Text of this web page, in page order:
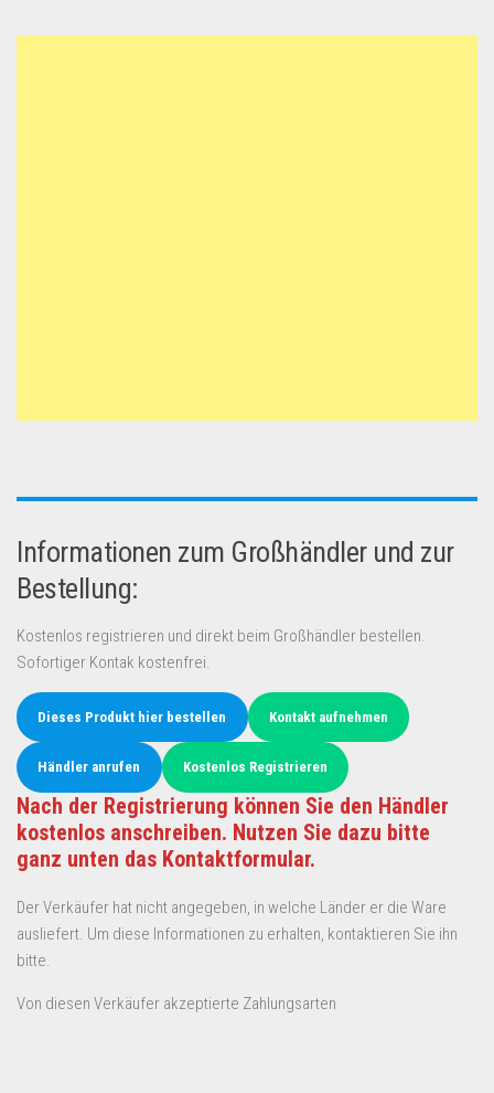
Informationen zum Großhändler und zur
Bestellung:
Kostenlos registrieren und direkt beim Großhändler bestellen.
Sofortiger Kontak kostenfrei.
Dieses Produkt hier bestellen Kontakt aufnehmen
Händler anrufen Kostenlos Registrieren
Nach der Registrierung können Sie den Händler
kostenlos anschreiben. Nutzen Sie dazu bitte
ganz unten das Kontaktformular.
Der Verkäufer hat nicht angegeben, in welche Länder er die Ware
ausliefert. Um diese Informationen zu erhalten, kontaktieren Sie ihn
bitte.
Von diesen Verkäufer akzeptierte Zahlungsarten